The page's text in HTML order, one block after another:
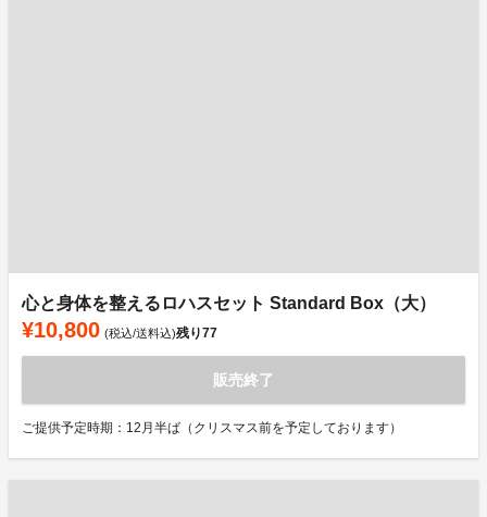
心と身体を整えるロハスセット Standard Box（大）
¥10,800 (税込/送料込)残り77
販売終了
ご提供予定時期：12月半ば（クリスマス前を予定しております）